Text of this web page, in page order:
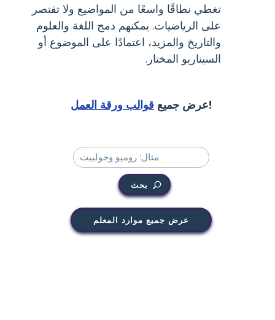
تغطي نطاقًا واسعًا من المواضيع ولا تقتصر
على الرياضيات. يمكنهم دمج اللغة والعلوم
والتاريخ والمزيد، اعتمادًا على الموضوع أو
السيناريو المختار.
عرض جميع قوالب ورقة العمل !
بحث
عرض جميع موارد المعلم